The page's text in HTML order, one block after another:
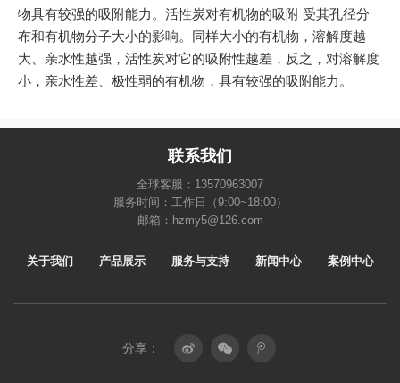
物具有较强的吸附能力。活性炭对有机物的吸附 受其孔径分
布和有机物分子大小的影响。同样大小的有机物，溶解度越
大、亲水性越强，活性炭对它的吸附性越差，反之，对溶解度
小，亲水性差、极性弱的有机物，具有较强的吸附能力。
联系我们
全球客服：13570963007
服务时间：工作日（9:00~18:00）
邮箱：hzmy5@126.com
关于我们 产品展示 服务与支持 新闻中心 案例中心
分享：